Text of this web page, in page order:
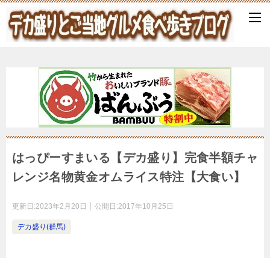
はっぴーすまいる【デカ盛り】完食半額チャ
レンジ名物黄金オムライス特注【大食い】
更新日:2023年2月20日 公開日:2017年10月25日
デカ盛り(群馬)